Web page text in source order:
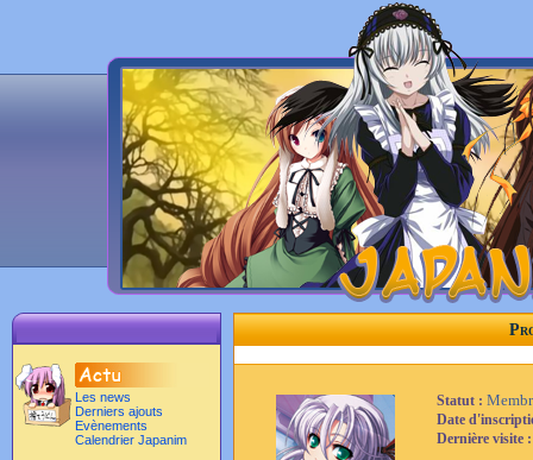
Les news
Derniers ajouts
Evènements
Calendrier Japanim
Statut :
Date
Dernière visite